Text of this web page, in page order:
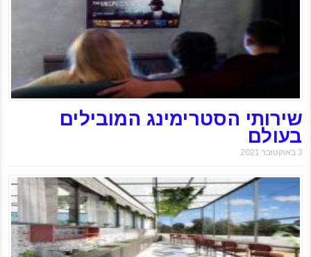
שירותי הסטרימינג המובילים
בעולם
3 באוקטובר 2021